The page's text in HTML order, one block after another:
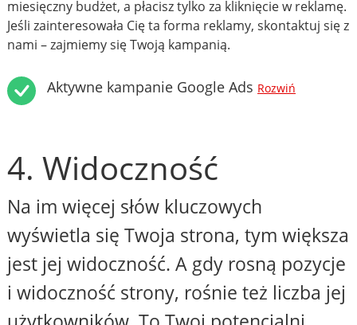
miesięczny budżet, a płacisz tylko za kliknięcie w reklamę.
Jeśli zainteresowała Cię ta forma reklamy, skontaktuj się z
nami – zajmiemy się Twoją kampanią.
Aktywne kampanie Google Ads Rozwiń
4. Widoczność
Na im więcej słów kluczowych
wyświetla się Twoja strona, tym większa
jest jej widoczność. A gdy rosną pozycje
i widoczność strony, rośnie też liczba jej